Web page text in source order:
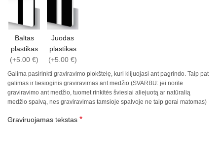
Baltas
plastikas
(+5.00 €)
Juodas
plastikas
(+5.00 €)
Galima pasirinkti graviravimo plokštelę, kuri klijuojasi ant pagrindo. Taip pat
galimas ir tiesioginis graviravimas ant medžio (SVARBU: jei norite
graviravimo ant medžio, tuomet rinkitės šviesiai aliejuotą ar natūralią
medžio spalvą, nes graviravimas tamsioje spalvoje ne taip gerai matomas)
Graviruojamas tekstas *